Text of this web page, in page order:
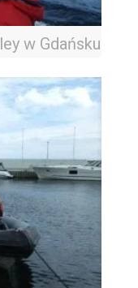
w Gdańsku